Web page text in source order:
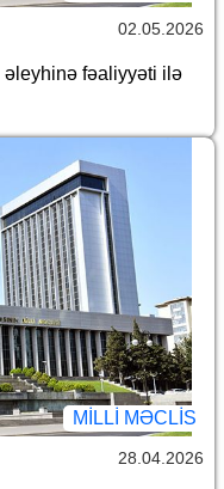
02.05.2026
fəaliyyəti ilə
MILLI MƏCLIS
28.04.2026